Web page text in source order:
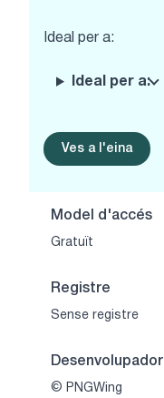
Ideal per a:
Ideal per a:
Ves a l'eina
Model d'accés
Gratuït
Registre
Sense registre
Desenvolupador
© PNGWing